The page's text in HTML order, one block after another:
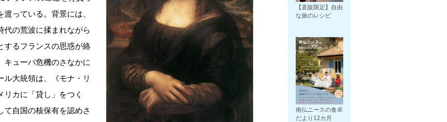
っている。背景には、
代の荒波に揉まれながら
するフランスの思惑が絡
キューバ危機のさなかに
ル大統領は、《モナ・リ
カに「貸し」をつく
て自国の核保有を認めさ
【直販限定】自由
な旅のレシピ
南仏ニースの食卓
だより12カ月